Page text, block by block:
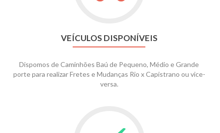
VEÍCULOS DISPONÍVEIS
Dispomos de Caminhões Baú de Pequeno, Médio e Grande
porte para realizar Fretes e Mudanças Rio x Capistrano ou vice-
versa.